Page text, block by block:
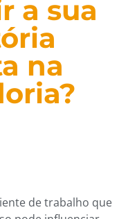
a sua
na
de trabalho que